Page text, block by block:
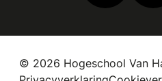
© 2026 Hogeschool Van